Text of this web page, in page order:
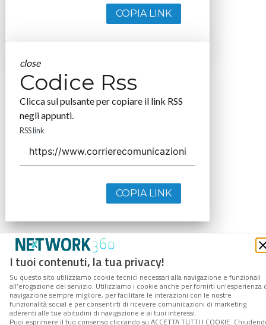
I tuoi contenuti, la tua privacy!
Su questo sito utilizziamo cookie tecnici necessari alla navigazione e funzionali
all’erogazione del servizio. Utilizziamo i cookie anche per fornirti un’esperienza
navigazione sempre migliore, per facilitare le interazioni con le nostre
funzionalità social e per consentirti di ricevere comunicazioni di marketing
aderenti alle tue abitudini di navigazione e ai tuoi interessi.
Puoi esprimere il tuo consenso cliccando su ACCETTA TUTTI I COOKIE.
COPIA LINK
close
Codice Rss
Clicca sul pulsante per copiare il link RSS
negli appunti.
RSS link
COPIA LINK